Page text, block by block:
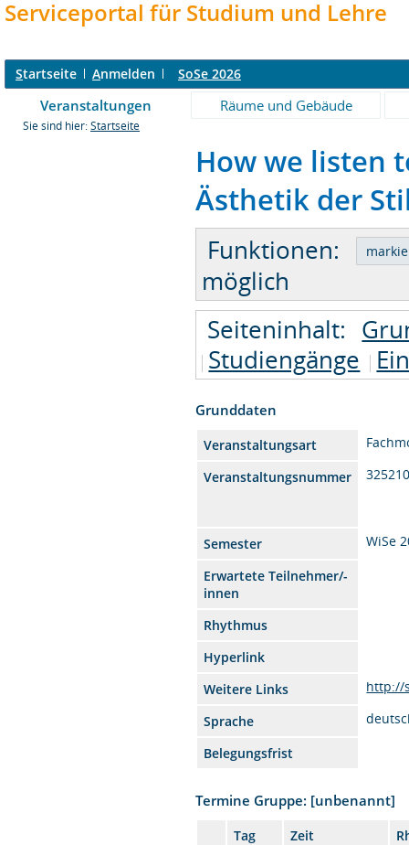
Serviceportal für Studium und Lehre
Startseite Anmelden SoSe 2026
Veranstaltungen Räume und Gebäude
Sie sind hier: Startseite
How we listen
Ästhetik der
Funktionen:
möglich
Seiteninhalt:
Studiengänge
Grunddaten
Veranstaltungsart
Veranstaltungsnummer
Semester
WiSe
Erwartete Teilnehmer/-
innen
Rhythmus
Hyperlink
Weitere Links
http://
Sprache
Belegungsfrist
Termine Gruppe: [unbenannt]
Tag Zeit